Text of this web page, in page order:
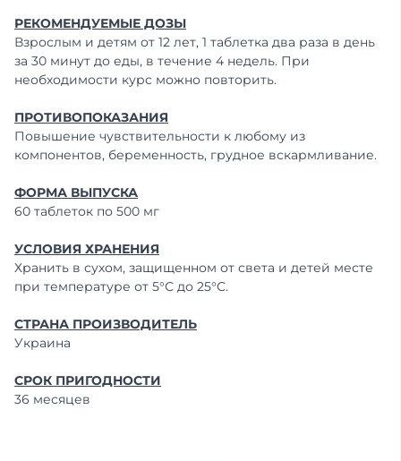
РЕКОМЕНДУЕМЫЕ ДОЗЫ
Взрослым и детям от 12 лет, 1 таблетка два раза в день
за 30 минут до еды, в течение 4 недель. При
необходимости курс можно повторить.
ПРОТИВОПОКАЗАНИЯ
Повышение чувствительности к любому из
компонентов, беременность, грудное вскармливание.
ФОРМА ВЫПУСКА
60 таблеток по 500 мг
УСЛОВИЯ ХРАНЕНИЯ
Хранить в сухом, защищенном от света и детей месте
при температуре от 5°С до 25°С.
СТРАНА ПРОИЗВОДИТЕЛЬ
Украина
СРОК ПРИГОДНОСТИ
36 месяцев